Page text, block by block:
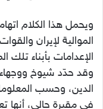
ويحمل هذا الكلام
الموالية لإيران
الإعدامات بأبناء
وقد حدّد شيوخ
الدين، وحسب
في مقبرة جالي، أنها